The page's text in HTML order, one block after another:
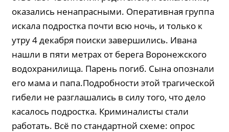
оказались ненапрасными. Оперативная группа
искала подростка почти всю ночь, и только к
утру 4 декабря поиски завершились. Ивана
нашли в пяти метрах от берега Воронежского
водохранилища. Парень погиб. Сына опознали
его мама и папа.Подробности этой трагической
гибели не разглашались в силу того, что дело
касалось подростка. Криминалисты стали
работать. Всё по стандартной схеме: опрос